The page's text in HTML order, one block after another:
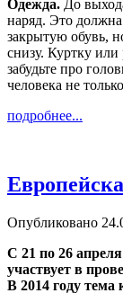
Одежда. До
наряд. Это
закрытую обувь,
снизу. Куртку
забудьте про
человека не
подробнее...
Опубликовано
С 21 по 26
участвует в
В 2014 году тема